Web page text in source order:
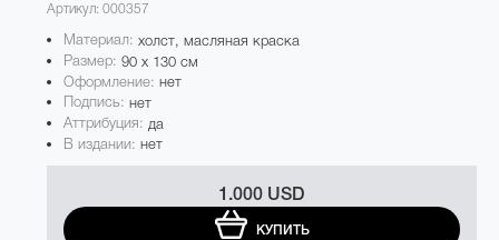
Артикул: 000357
Материал: холст, масляная краска
Размер: 90 x 130 см
Оформление:нет
Подпись:нет
Аттрибуция: да
В издании:нет
1.000 USD
КУПИТЬ